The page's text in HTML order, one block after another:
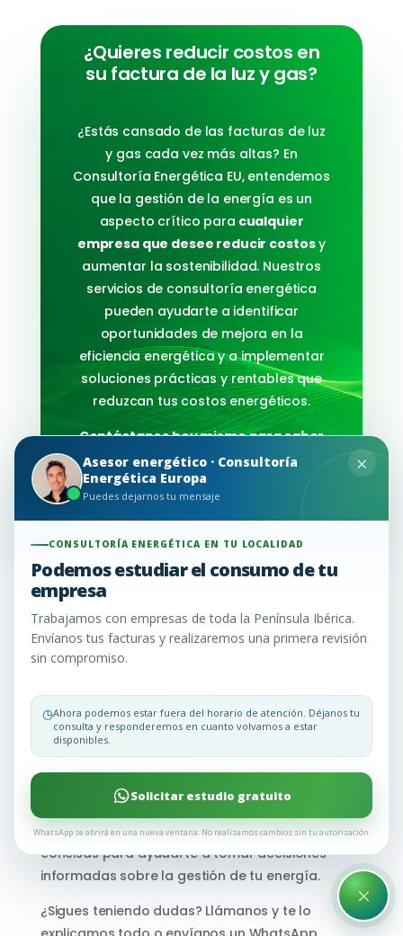
¿Quieres reducir costos en
su factura de la luz y gas?
¿Estás cansado de las facturas de luz
y gas cada vez más altas? En
Consultoría Energética EU, entendemos
que la gestión de la energía es un
aspecto crítico para cualquier
empresa que desee reducir costosy
aumentar la sostenibilidad. Nuestros
servicios de consultoría energética
pueden ayudarte a identificar
oportunidades de mejora en la
eficiencia energética y a implementar
soluciones prácticas y rentables que
reduzcan tus costos energéticos.
Contáctanos hoy mismo para saber
cómo podemos ayudarte a ahorrar
en tu factura de luz y gas.
F.A.Q Preguntas
Frecuentes
En Consultoría Energética EU, entendemos que la
consultoría energética puede generar una serie
información que necesitas, hemos recopilado las
preguntas más comunes que nuestros clientes
nos hacen. Aquí encontrarás respuestas claras y
concisas para ayudarte a tomar decisiones
informadas sobre la gestión de tu energía.
¿Sigues teniendo dudas? Llámanos y te lo
Asesor energético · Consultoría
Energética Europa
Puedes dejarnos tu mensaje
×
CONSULTORÍA ENERGÉTICA EN TU LOCALIDAD
Podemos estudiar el consumo de tu
empresa
Trabajamos con empresas de toda la Península Ibérica.
Envíanos tus facturas y realizaremos una primera revisión
sin compromiso.
◷Ahora podemos estar fuera del horario de atención. Déjanos tu
consulta y responderemos en cuanto volvamos a estar
disponibles.
Solicitar estudio gratuito
WhatsApp se abrirá en una nueva ventana. No realizamos cambios sin tu autorización.
×